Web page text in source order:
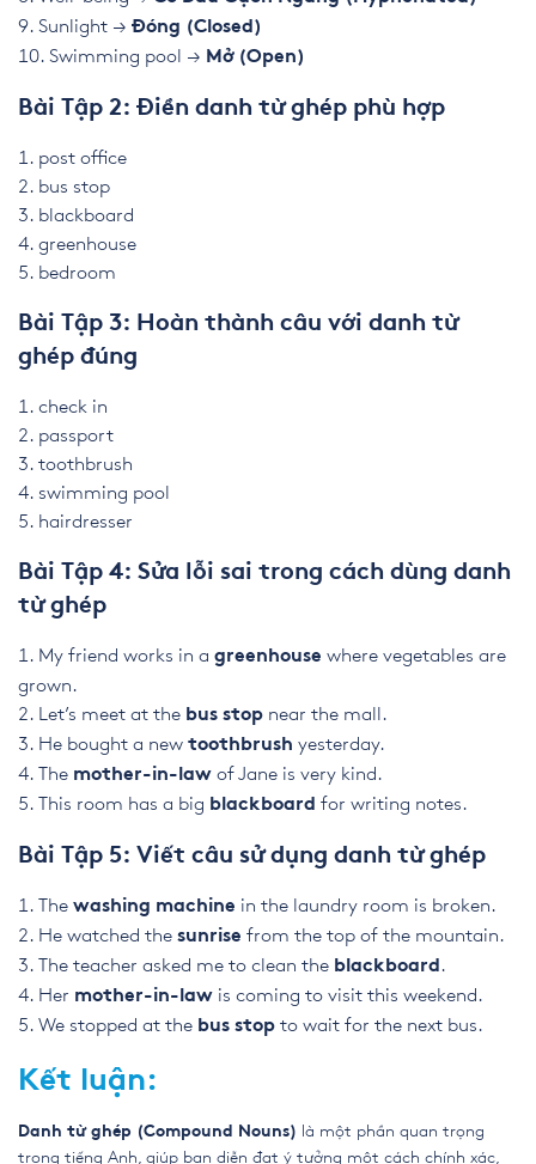
Sunlight → Đóng (Closed)
Swimming pool → Mở (Open)
Bài Tập 2: Điền danh từ ghép phù hợp
post office
bus stop
blackboard
greenhouse
bedroom
Bài Tập 3: Hoàn thành câu với danh từ
ghép đúng
check in
passport
toothbrush
swimming pool
hairdresser
Bài Tập 4: Sửa lỗi sai trong cách dùng danh
từ ghép
My friend works in a greenhouse where vegetables are
grown.
Let’s meet at the bus stop near the mall.
He bought a new toothbrush yesterday.
The mother-in-law of Jane is very kind.
This room has a big blackboard for writing notes.
Bài Tập 5: Viết câu sử dụng danh từ ghép
The washing machine in the laundry room is broken.
He watched the sunrise from the top of the mountain.
The teacher asked me to clean the blackboard .
Her mother-in-law is coming to visit this weekend.
We stopped at the bus stop to wait for the next bus.
Kết luận:
Danh từ ghép (Compound Nouns) là một phần quan trọng
trong tiếng Anh, giúp bạn diễn đạt ý tưởng một cách chính xác,